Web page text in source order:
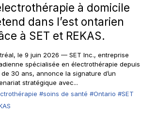
à domicile
dans l’est ontarien
à SET et REKAS.
le 9 juin 2026 — SET Inc., entreprise
spécialisée en électrothérapie depuis
30 ans, annonce la signature d’un
stratégique avec...
#soins de santé #Ontario #SET